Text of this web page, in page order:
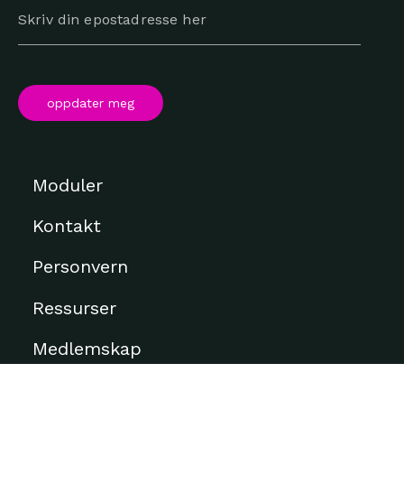
Skriv din epostadresse her
oppdater meg
Moduler
Kontakt
Personvern
Ressurser
Medlemskap